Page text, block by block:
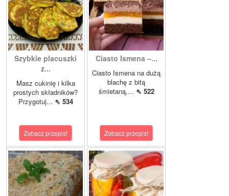
Szybkie placuszki
z...
Masz cukinię i kilka
prostych składników?
Przygotuj... ⇖ 534
Zobacz przepis!
Ciasto Ismena –...
Ciasto Ismena na dużą
blachę z bitą
śmietaną,... ⇖ 522
Zobacz przepis!